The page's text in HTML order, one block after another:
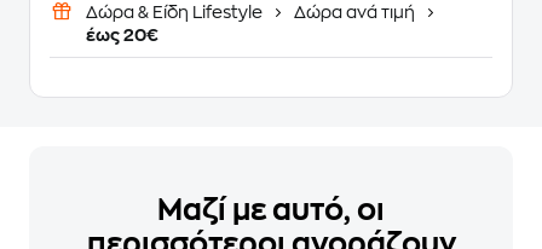
Δώρα & Είδη Lifestyle
Δώρα ανά τιμή
έως 20€
Μαζί με αυτό, οι